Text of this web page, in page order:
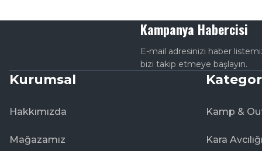
Kampanya Habercisi
E-mail adresinizi haber
bizi takip etmeye başlayın.
Kurumsal
Hakkımızda
Mağazamız
Kamp &
Kara Avcılığı